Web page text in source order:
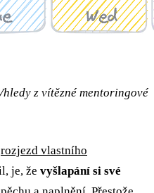
z vítězné mentoringové
rozjezd vlastního
je, že vyšlapání si své